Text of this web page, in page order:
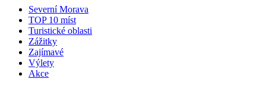
Severní Morava
TOP 10 míst
Turistické oblasti
Zážitky
Zajímavé
Výlety
Akce